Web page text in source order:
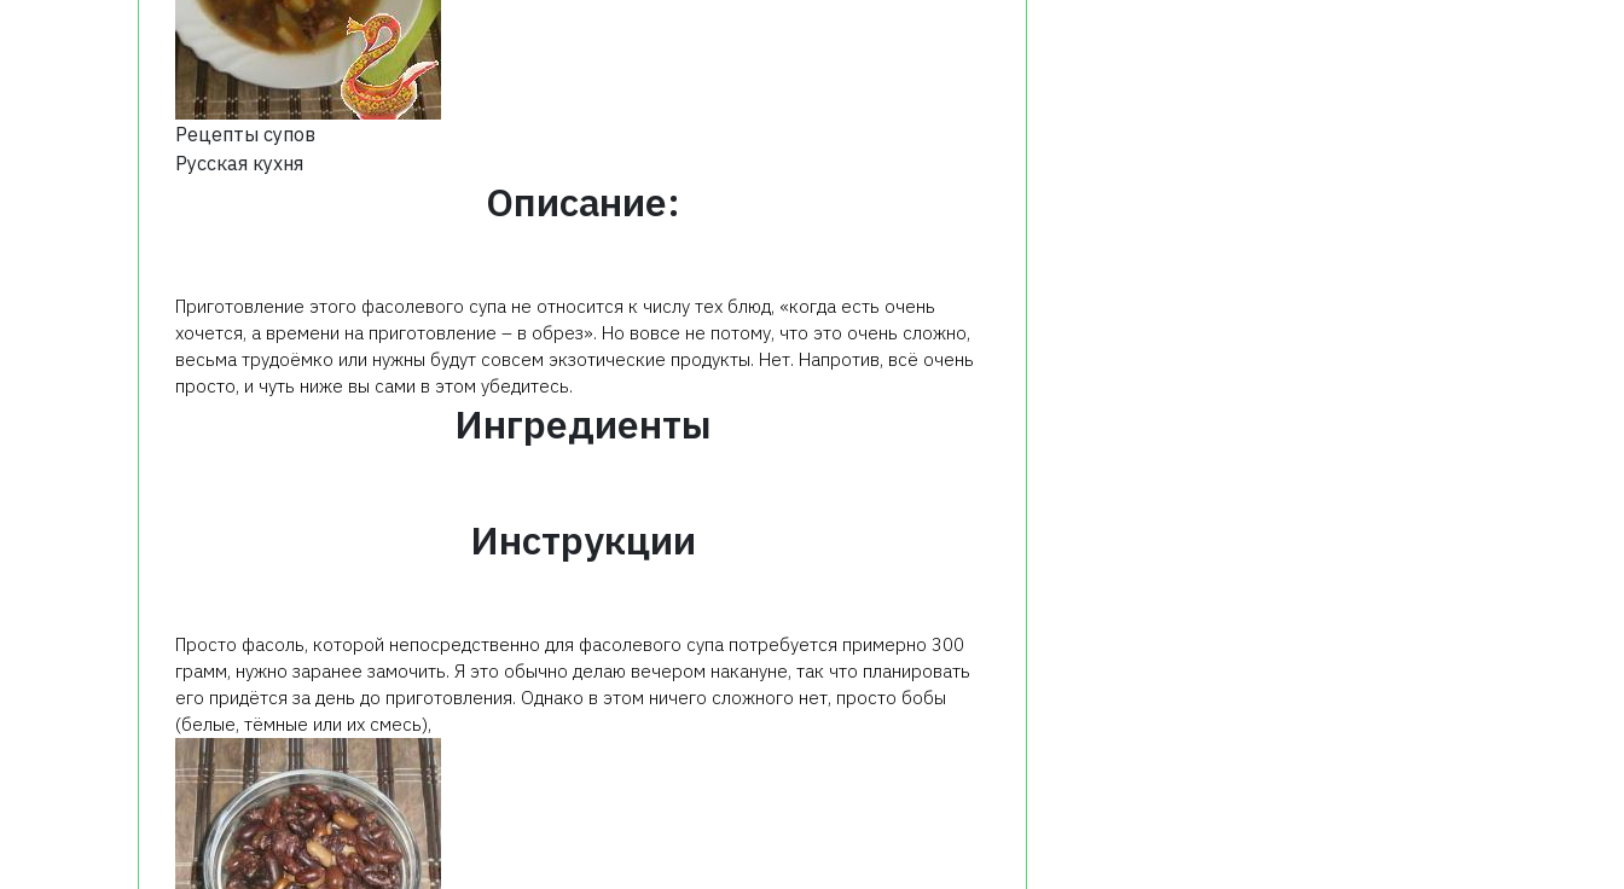
Рецепты супов
Русская кухня
Описание:
Приготовление этого фасолевого супа не относится к числу тех блюд, «когда есть очень
хочется, а времени на приготовление – в обрез». Но вовсе не потому, что это очень сложно,
весьма трудоёмко или нужны будут совсем экзотические продукты. Нет. Напротив, всё очень
просто, и чуть ниже вы сами в этом убедитесь.
Ингредиенты
Инструкции
Просто фасоль, которой непосредственно для фасолевого супа потребуется примерно 300
грамм, нужно заранее замочить. Я это обычно делаю вечером накануне, так что планировать
его придётся за день до приготовления. Однако в этом ничего сложного нет, просто бобы
(белые, тёмные или их смесь),